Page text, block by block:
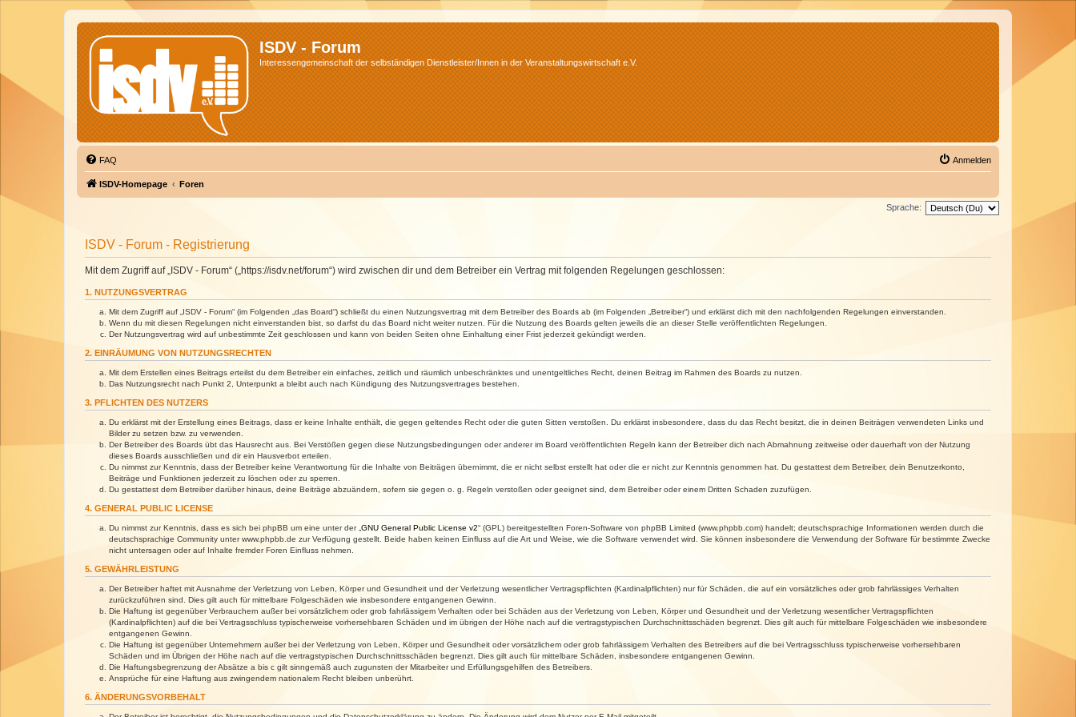
ISDV - Forum
Interessengemeinschaft der selbständigen Dienstleister/Innen in der Veranstaltungswirtschaft e.V.
FAQ Anmelden
ISDV-Homepage Foren
Sprache:
ISDV - Forum - Registrierung
Mit dem Zugriff auf „ISDV - Forum“ („https://isdv.net/forum“) wird zwischen dir und dem Betreiber ein Vertrag mit folgenden Regelungen geschlossen:
1. NUTZUNGSVERTRAG
Mit dem Zugriff auf „ISDV - Forum“ (im Folgenden „das Board“) schließt du einen Nutzungsvertrag mit dem Betreiber des Boards ab (im Folgenden „Betreiber“) und erklärst dich mit den nachfolgenden Regelungen einverstanden.
Wenn du mit diesen Regelungen nicht einverstanden bist, so darfst du das Board nicht weiter nutzen. Für die Nutzung des Boards gelten jeweils die an dieser Stelle veröffentlichten Regelungen.
Der Nutzungsvertrag wird auf unbestimmte Zeit geschlossen und kann von beiden Seiten ohne Einhaltung einer Frist jederzeit gekündigt werden.
2. EINRÄUMUNG VON NUTZUNGSRECHTEN
Mit dem Erstellen eines Beitrags erteilst du dem Betreiber ein einfaches, zeitlich und räumlich unbeschränktes und unentgeltliches Recht, deinen Beitrag im Rahmen des Boards zu nutzen.
Das Nutzungsrecht nach Punkt 2, Unterpunkt a bleibt auch nach Kündigung des Nutzungsvertrages bestehen.
3. PFLICHTEN DES NUTZERS
Du erklärst mit der Erstellung eines Beitrags, dass er keine Inhalte enthält, die gegen geltendes Recht oder die guten Sitten verstoßen. Du erklärst insbesondere, dass du das Recht besitzt, die in deinen Beiträgen verwendeten Links und
Bilder zu setzen bzw. zu verwenden.
Der Betreiber des Boards übt das Hausrecht aus. Bei Verstößen gegen diese Nutzungsbedingungen oder anderer im Board veröffentlichten Regeln kann der Betreiber dich nach Abmahnung zeitweise oder dauerhaft von der Nutzung
dieses Boards ausschließen und dir ein Hausverbot erteilen.
Du nimmst zur Kenntnis, dass der Betreiber keine Verantwortung für die Inhalte von Beiträgen übernimmt, die er nicht selbst erstellt hat oder die er nicht zur Kenntnis genommen hat. Du gestattest dem Betreiber, dein Benutzerkonto,
Beiträge und Funktionen jederzeit zu löschen oder zu sperren.
Du gestattest dem Betreiber darüber hinaus, deine Beiträge abzuändern, sofern sie gegen o. g. Regeln verstoßen oder geeignet sind, dem Betreiber oder einem Dritten Schaden zuzufügen.
4. GENERAL PUBLIC LICENSE
Du nimmst zur Kenntnis, dass es sich bei phpBB um eine unter der „ GNU General Public License v2“ (GPL) bereitgestellten Foren-Software von phpBB Limited (www.phpbb.com) handelt; deutschsprachige Informationen werden durch die
deutschsprachige Community unter www.phpbb.de zur Verfügung gestellt. Beide haben keinen Einfluss auf die Art und Weise, wie die Software verwendet wird. Sie können insbesondere die Verwendung der Software für bestimmte Zwecke
nicht untersagen oder auf Inhalte fremder Foren Einfluss nehmen.
5. GEWÄHRLEISTUNG
Der Betreiber haftet mit Ausnahme der Verletzung von Leben, Körper und Gesundheit und der Verletzung wesentlicher Vertragspflichten (Kardinalpflichten) nur für Schäden, die auf ein vorsätzliches oder grob fahrlässiges Verhalten
zurückzuführen sind. Dies gilt auch für mittelbare Folgeschäden wie insbesondere entgangenen Gewinn.
Die Haftung ist gegenüber Verbrauchern außer bei vorsätzlichem oder grob fahrlässigem Verhalten oder bei Schäden aus der Verletzung von Leben, Körper und Gesundheit und der Verletzung wesentlicher Vertragspflichten
(Kardinalpflichten) auf die bei Vertragsschluss typischerweise vorhersehbaren Schäden und im übrigen der Höhe nach auf die vertragstypischen Durchschnittsschäden begrenzt. Dies gilt auch für mittelbare Folgeschäden wie insbesondere
entgangenen Gewinn.
Die Haftung ist gegenüber Unternehmern außer bei der Verletzung von Leben, Körper und Gesundheit oder vorsätzlichem oder grob fahrlässigem Verhalten des Betreibers auf die bei Vertragsschluss typischerweise vorhersehbaren
Schäden und im Übrigen der Höhe nach auf die vertragstypischen Durchschnittsschäden begrenzt. Dies gilt auch für mittelbare Schäden, insbesondere entgangenen Gewinn.
Die Haftungsbegrenzung der Absätze a bis c gilt sinngemäß auch zugunsten der Mitarbeiter und Erfüllungsgehilfen des Betreibers.
Ansprüche für eine Haftung aus zwingendem nationalem Recht bleiben unberührt.
6. ÄNDERUNGSVORBEHALT